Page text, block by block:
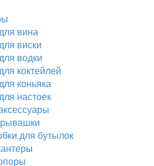
вина
виски
водки
коктейлей
коньяка
настоек
для бутылок